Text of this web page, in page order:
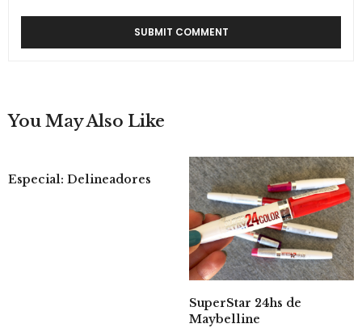
You May Also Like
Especial: Delineadores
SuperStar 24hs de
Maybelline